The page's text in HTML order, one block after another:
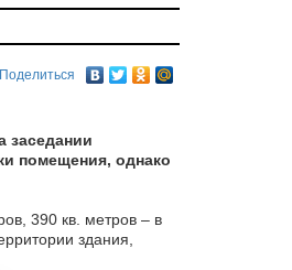
Поделиться
заседании
помещения, однако
390 кв. метров – в
здания,